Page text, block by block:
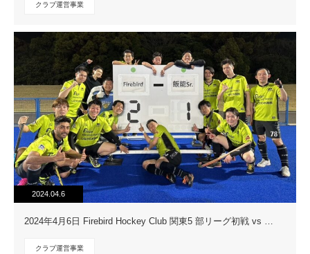
クラブ運営事業
2024.04.6
2024年4月6日 Firebird Hockey Club 関東5 部リーグ初戦 vs …
クラブ運営事業